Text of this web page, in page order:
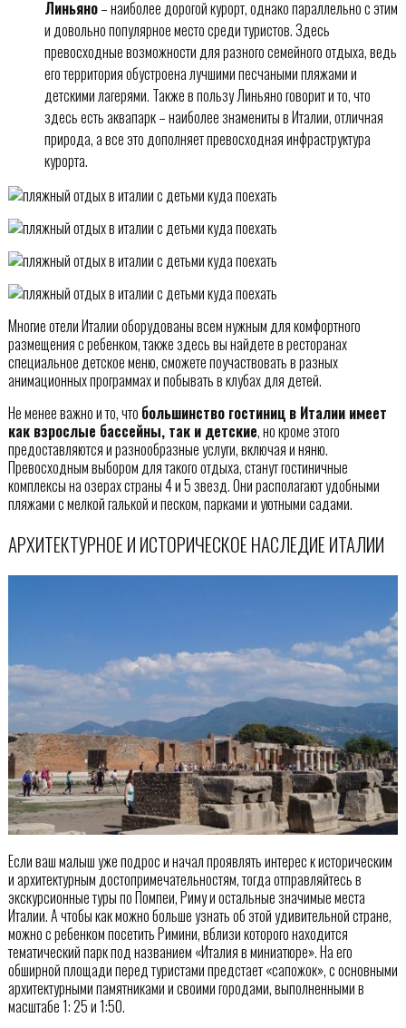
Линьяно– наиболее дорогой курорт, однако параллельно с этим
и довольно популярное место среди туристов. Здесь
превосходные возможности для разного семейного отдыха, ведь
его территория обустроена лучшими песчаными пляжами и
детскими лагерями. Также в пользу Линьяно говорит и то, что
здесь есть аквапарк – наиболее знамениты в Италии, отличная
природа, а все это дополняет превосходная инфраструктура
курорта.
Многие отели Италии оборудованы всем нужным для комфортного
размещения с ребенком, также здесь вы найдете в ресторанах
специальное детское меню, сможете поучаствовать в разных
анимационных программах и побывать в клубах для детей.
Не менее важно и то, что большинство гостиниц в Италии имеет
как взрослые бассейны, так и детские, но кроме этого
предоставляются и разнообразные услуги, включая и няню.
Превосходным выбором для такого отдыха, станут гостиничные
комплексы на озерах страны 4 и 5 звезд. Они располагают удобными
пляжами с мелкой галькой и песком, парками и уютными садами.
АРХИТЕКТУРНОЕ И ИСТОРИЧЕСКОЕ НАСЛЕДИЕ ИТАЛИИ
Если ваш малыш уже подрос и начал проявлять интерес к историческим
и архитектурным достопримечательностям, тогда отправляйтесь в
экскурсионные туры по Помпеи, Риму и остальные значимые места
Италии. А чтобы как можно больше узнать об этой удивительной стране,
можно с ребенком посетить Римини, вблизи которого находится
тематический парк под названием «Италия в миниатюре». На его
обширной площади перед туристами предстает «сапожок», с основными
архитектурными памятниками и своими городами, выполненными в
масштабе 1: 25 и 1:50.